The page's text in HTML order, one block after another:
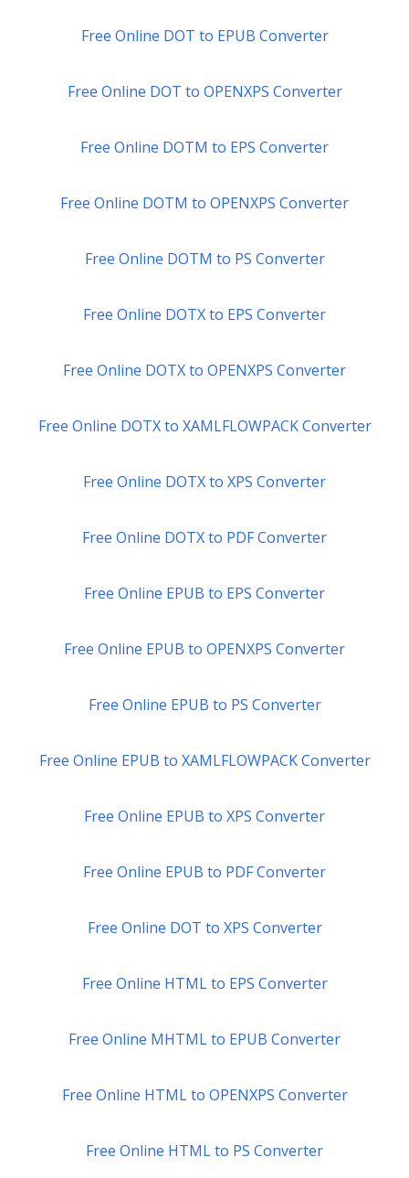
Free Online DOT to EPUB Converter
Free Online DOT to OPENXPS Converter
Free Online DOTM to EPS Converter
Free Online DOTM to OPENXPS Converter
Free Online DOTM to PS Converter
Free Online DOTX to EPS Converter
Free Online DOTX to OPENXPS Converter
Free Online DOTX to XAMLFLOWPACK Converter
Free Online DOTX to XPS Converter
Free Online DOTX to PDF Converter
Free Online EPUB to EPS Converter
Free Online EPUB to OPENXPS Converter
Free Online EPUB to PS Converter
Free Online EPUB to XAMLFLOWPACK Converter
Free Online EPUB to XPS Converter
Free Online EPUB to PDF Converter
Free Online DOT to XPS Converter
Free Online HTML to EPS Converter
Free Online MHTML to EPUB Converter
Free Online HTML to OPENXPS Converter
Free Online HTML to PS Converter